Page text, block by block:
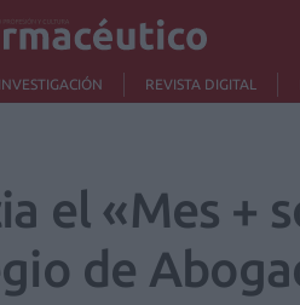
REVISTA DIGITAL
el «Mes +
de